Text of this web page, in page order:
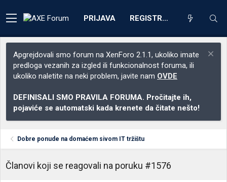
PRIJAVA REGISTRACIJA
Apgrejdovali smo forum na XenForo 2.1.1, ukoliko imate
predloga vezanih za izgled ili funkcionalnost foruma, ili
ukoliko naletite na neki problem, javite nam OVDE
DEFINISALI SMO PRAVILA FORUMA. Pročitajte ih,
pojaviće se automatski kada krenete da čitate nešto!
Dobre ponude na domaćem sivom IT tržištu
Članovi koji se reagovali na poruku #1576